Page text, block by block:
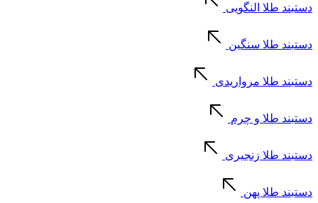
دستبند طلا النگویی
دستبند طلا سنگین
دستبند طلا مرواریدی
دستبند طلا و چرم
دستبند طلا زنجیری
دستبند طلا پهن